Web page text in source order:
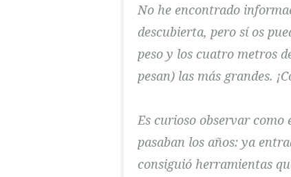
No he encontrado
descubierta, pero sí os
peso y los cuatro metros
pesan) las más grandes.
Es curioso observar
pasaban los años: ya
consiguió herramientas